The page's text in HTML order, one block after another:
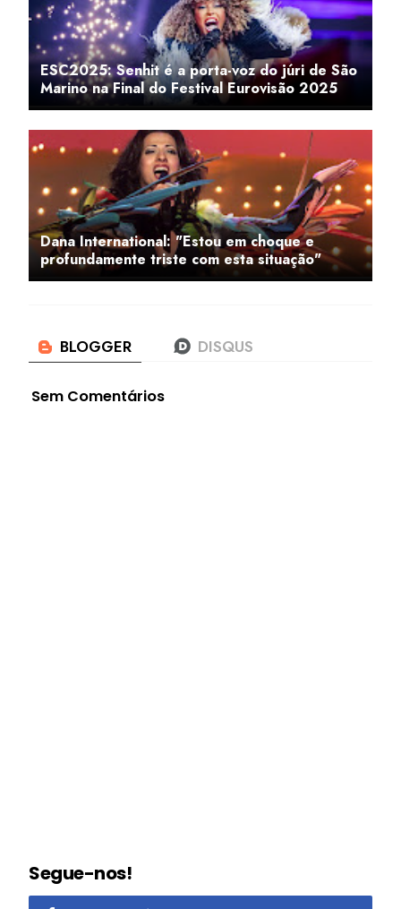
ESC2025: Senhit é a porta-voz do júri de São
Marino na Final do Festival Eurovisão 2025
Dana International: "Estou em choque e
profundamente triste com esta situação"
Sem Comentários
Segue-nos!